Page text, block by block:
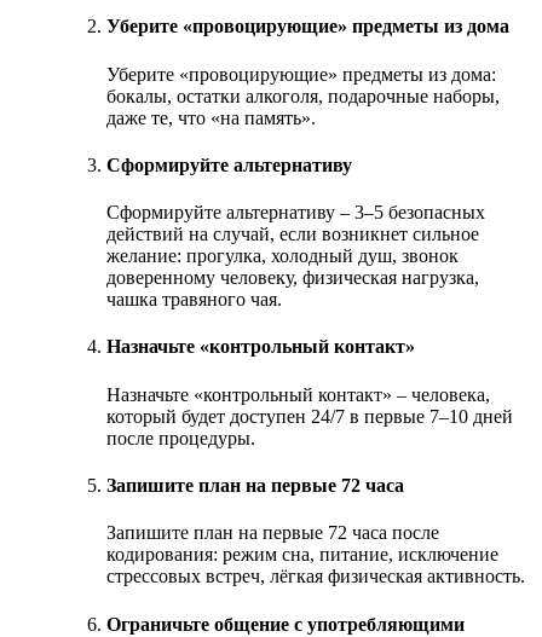
Уберите «провоцирующие» предметы из дома
Уберите «провоцирующие» предметы из дома:
бокалы, остатки алкоголя, подарочные наборы,
даже те, что «на память».
Сформируйте альтернативу
Сформируйте альтернативу – 3–5 безопасных
действий на случай, если возникнет сильное
желание: прогулка, холодный душ, звонок
доверенному человеку, физическая нагрузка,
чашка травяного чая.
Назначьте «контрольный контакт»
Назначьте «контрольный контакт» – человека,
который будет доступен 24/7 в первые 7–10 дней
после процедуры.
Запишите план на первые 72 часа
Запишите план на первые 72 часа после
кодирования: режим сна, питание, исключение
стрессовых встреч, лёгкая физическая активность.
Ограничьте общение с употребляющими